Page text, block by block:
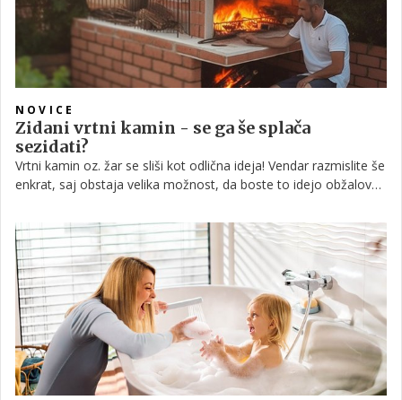
NOVICE
Zidani vrtni kamin - se ga še splača
sezidati?
Vrtni kamin oz. žar se sliši kot odlična ideja! Vendar razmislite še
enkrat, saj obstaja velika možnost, da boste to idejo obžalovali.
načrtovali, in končni rezultat ne bo tak, kot ste si želeli. Sezidali
smo vrtni kamin, primerjali stroške in prednosti, ter našli veliko
boljšo alternativo vrtnemu kaminu. Ugotovite, katero ter
prihranite čas in denar.